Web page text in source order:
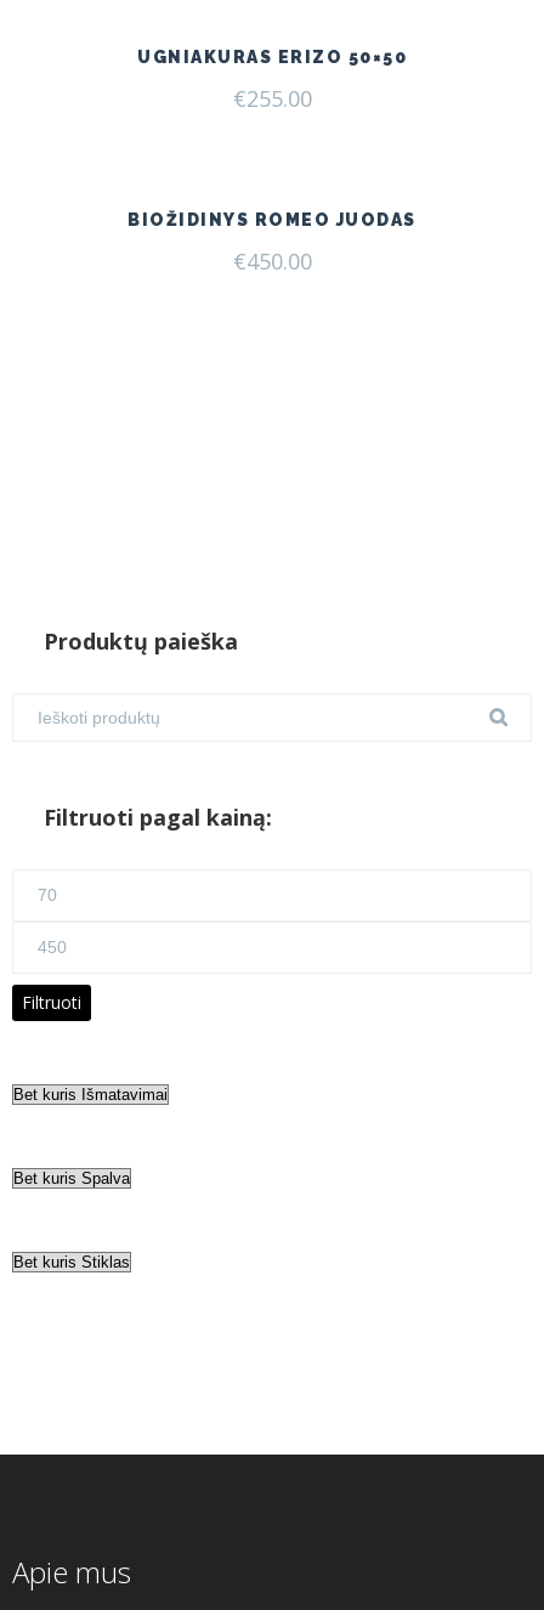
UGNIAKURAS ERIZO 50×50
€255.00
BIOŽIDINYS ROMEO JUODAS
€450.00
Produktų paieška
Filtruoti pagal kainą:
Maks
Filtruoti
Apie mus